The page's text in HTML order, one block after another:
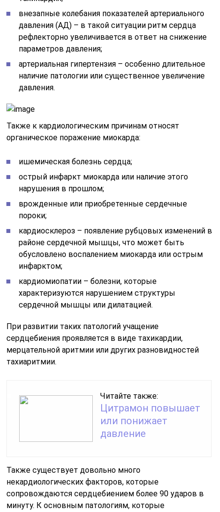
внезапные колебания показателей артериального
давления (АД) – в такой ситуации ритм сердца
рефлекторно увеличивается в ответ на снижение
параметров давления;
артериальная гипертензия – особенно длительное
наличие патологии или существенное увеличение
давления.
Также к кардиологическим причинам относят
органическое поражение миокарда:
ишемическая болезнь сердца;
острый инфаркт миокарда или наличие этого
нарушения в прошлом;
врожденные или приобретенные сердечные
пороки;
кардиосклероз – появление рубцовых изменений в
районе сердечной мышцы, что может быть
обусловлено воспалением миокарда или острым
инфарктом;
кардиомиопатии – болезни, которые
характеризуются нарушением структуры
сердечной мышцы или дилатацией.
При развитии таких патологий учащение
сердцебиения проявляется в виде тахикардии,
мерцательной аритмии или других разновидностей
тахиаритмии.
Читайте также:
Цитрамон повышает
или понижает
давление
Также существует довольно много
некардиологических факторов, которые
сопровождаются сердцебиением более 90 ударов в
минуту. К основным патологиям, которые